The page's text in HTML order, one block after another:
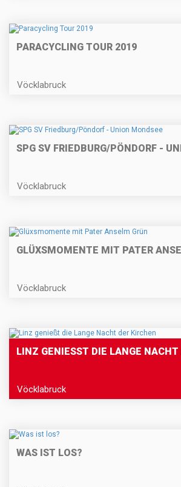
PARACYCLING TOUR 2019
Vöcklabruck
SPG SV FRIEDBURG/PÖNDORF -
Vöcklabruck
GLÜXSMOMENTE MIT PATER
Vöcklabruck
LINZ GENIESST DIE LANGE NACHT
Vöcklabruck
WAS IST LOS?